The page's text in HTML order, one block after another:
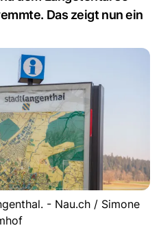
Das zeigt nun ein
- Nau.ch / Simone